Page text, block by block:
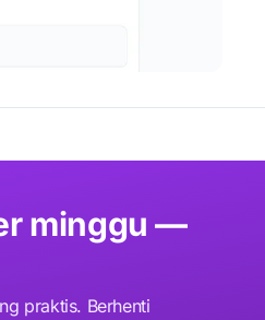
minggu —
praktis. Berhenti